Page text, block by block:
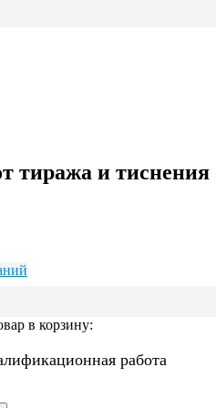
тиража и тиснения
в корзину:
работа